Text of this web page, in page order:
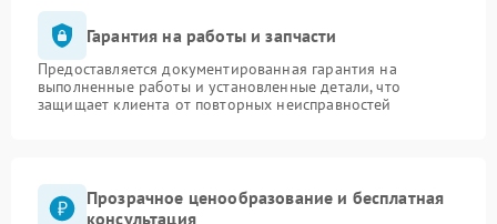
Гарантия на работы и запчасти
Предоставляется документированная гарантия на
выполненные работы и установленные детали, что
защищает клиента от повторных неисправностей
Прозрачное ценообразование и бесплатная
консультация